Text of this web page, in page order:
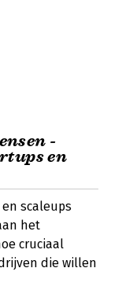
-
en
scaleups
het
cruciaal
die willen